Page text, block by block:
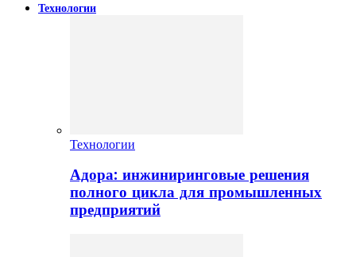
Технологии
Технологии
Адора: инжиниринговые решения
полного цикла для промышленных
предприятий